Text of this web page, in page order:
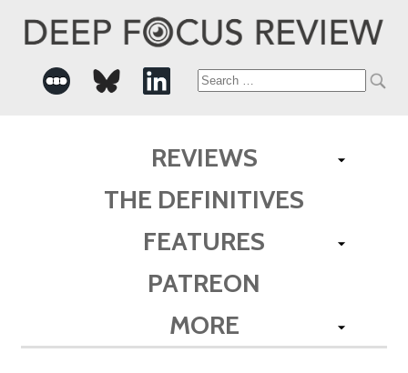
Search
REVIEWS
THE DEFINITIVES
FEATURES
PATREON
MORE